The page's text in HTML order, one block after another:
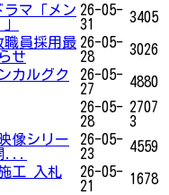
ラマ「メン 26-05-
31
3405
員採用最
せ
26-05-
28
3026
カルグク
26-05-
27
4880
26-05-
28
2707
3
像シリー
...
26-05-
23
4559
工 入札
26-05-
21
1678